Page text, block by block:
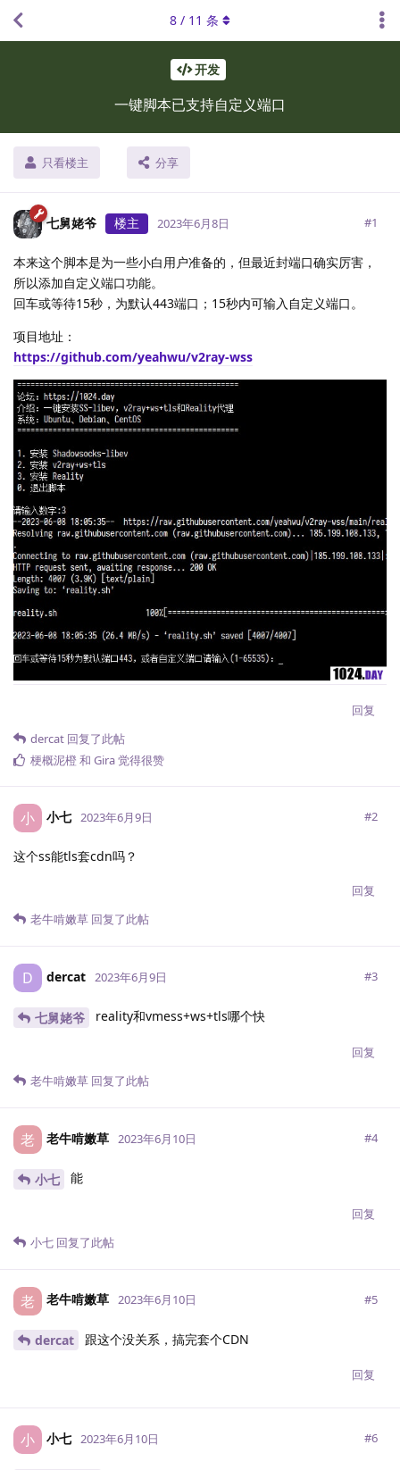
开发
一键脚本已支持自定义端口
只看楼主 分享
8 / 11 条
七舅姥爷 楼主 2023年6月8日 #1
本来这个脚本是为一些小白用户准备的，但最近封端口确实厉害，
所以添加自定义端口功能。
回车或等待15秒，为默认443端口；15秒内可输入自定义端口。
项目地址：
https://github.com/yeahwu/v2ray-wss
回复
dercat 回复了此帖
梗概泥橙 和 Gira觉得很赞
小 小七 2023年6月9日 #2
这个ss能tls套cdn吗？
回复
老牛啃嫩草 回复了此帖
D dercat 2023年6月9日 #3
七舅姥爷 reality和vmess+ws+tls哪个快
回复
老牛啃嫩草 回复了此帖
老 老牛啃嫩草 2023年6月10日 #4
小七 能
回复
小七 回复了此帖
老 老牛啃嫩草 2023年6月10日 #5
dercat 跟这个没关系，搞完套个CDN
回复
小 小七 2023年6月10日 #6